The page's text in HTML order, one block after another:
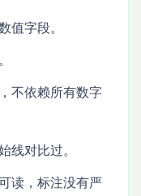
值字段。
不依赖所有数字
线对比过。
读，标注没有严